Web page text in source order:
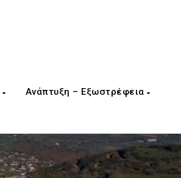
Ανάπτυξη – Εξωστρέφεια